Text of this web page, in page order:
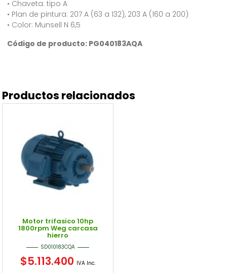
• Chaveta: tipo A
• Plan de pintura: 207 A (63 a 132), 203 A (160 a 200)
• Color: Munsell N 6,5
Código de producto: PG040183AQA
Productos relacionados
Motor trifasico 10hp
1800rpm Weg carcasa
hierro
SD010183CQA
$5.113.400 IVA Inc.